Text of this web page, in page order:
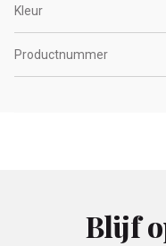
Kleur
Productnummer
Blijf